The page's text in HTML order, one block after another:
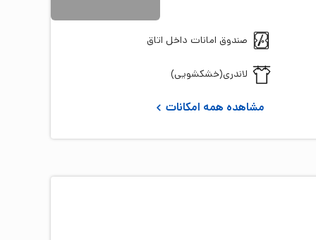
صندوق امانات داخل اتاق
لاندری(خشکشویی)
مشاهده همه امکانات